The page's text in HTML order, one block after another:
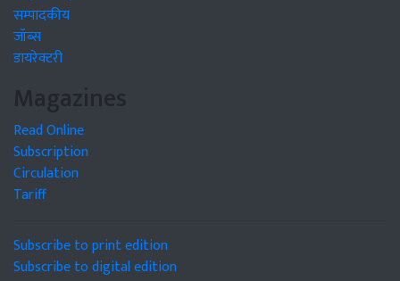
सम्पादकीय
जॉब्स
डायरेक्टरी
Magazines
Read Online
Subscription
Circulation
Tariff
Subscribe to print edition
Subscribe to digital edition